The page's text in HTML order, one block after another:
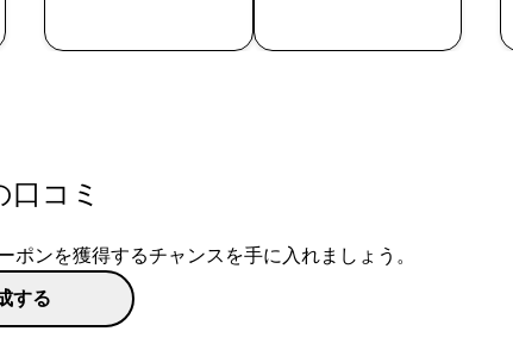
コミ
ポンを獲得するチャンスを手に入れましょう。
する